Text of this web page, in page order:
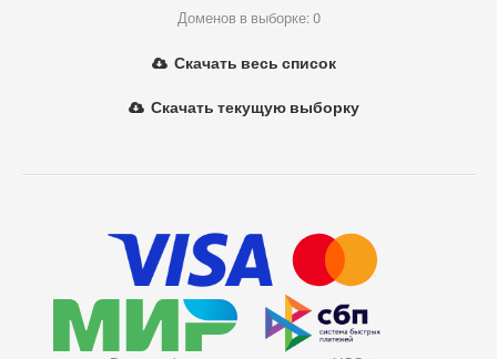
Доменов в выборке: 0
Скачать весь список
Скачать текущую выборку